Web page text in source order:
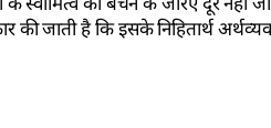
जाती है कि इसके निहितार्थ